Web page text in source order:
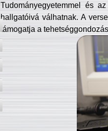
Tudományegyetemmel és
hallgatóivá válhatnak. A
támogatja a